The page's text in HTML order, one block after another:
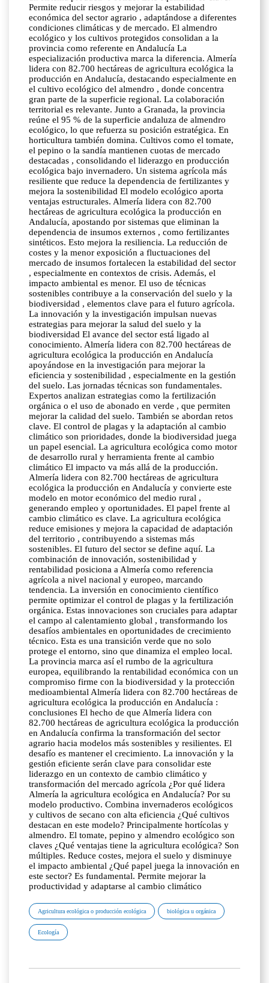
Permite reducir riesgos y mejorar la estabilidad
económica del sector agrario , adaptándose a diferentes
condiciones climáticas y de mercado. El almendro
ecológico y los cultivos protegidos consolidan a la
provincia como referente en Andalucía La
especialización productiva marca la diferencia. Almería
lidera con 82.700 hectáreas de agricultura ecológica la
producción en Andalucía, destacando especialmente en
el cultivo ecológico del almendro , donde concentra
gran parte de la superficie regional. La colaboración
territorial es relevante. Junto a Granada, la provincia
reúne el 95 % de la superficie andaluza de almendro
ecológico, lo que refuerza su posición estratégica. En
horticultura también domina. Cultivos como el tomate,
el pepino o la sandía mantienen cuotas de mercado
destacadas , consolidando el liderazgo en producción
ecológica bajo invernadero. Un sistema agrícola más
resiliente que reduce la dependencia de fertilizantes y
mejora la sostenibilidad El modelo ecológico aporta
ventajas estructurales. Almería lidera con 82.700
hectáreas de agricultura ecológica la producción en
Andalucía, apostando por sistemas que eliminan la
dependencia de insumos externos , como fertilizantes
sintéticos. Esto mejora la resiliencia. La reducción de
costes y la menor exposición a fluctuaciones del
mercado de insumos fortalecen la estabilidad del sector
, especialmente en contextos de crisis. Además, el
impacto ambiental es menor. El uso de técnicas
sostenibles contribuye a la conservación del suelo y la
biodiversidad , elementos clave para el futuro agrícola.
La innovación y la investigación impulsan nuevas
estrategias para mejorar la salud del suelo y la
biodiversidad El avance del sector está ligado al
conocimiento. Almería lidera con 82.700 hectáreas de
agricultura ecológica la producción en Andalucía
apoyándose en la investigación para mejorar la
eficiencia y sostenibilidad , especialmente en la gestión
del suelo. Las jornadas técnicas son fundamentales.
Expertos analizan estrategias como la fertilización
orgánica o el uso de abonado en verde , que permiten
mejorar la calidad del suelo. También se abordan retos
clave. El control de plagas y la adaptación al cambio
climático son prioridades, donde la biodiversidad juega
un papel esencial. La agricultura ecológica como motor
de desarrollo rural y herramienta frente al cambio
climático El impacto va más allá de la producción.
Almería lidera con 82.700 hectáreas de agricultura
ecológica la producción en Andalucía y convierte este
modelo en motor económico del medio rural ,
generando empleo y oportunidades. El papel frente al
cambio climático es clave. La agricultura ecológica
reduce emisiones y mejora la capacidad de adaptación
del territorio , contribuyendo a sistemas más
sostenibles. El futuro del sector se define aquí. La
combinación de innovación, sostenibilidad y
rentabilidad posiciona a Almería como referencia
agrícola a nivel nacional y europeo, marcando
tendencia. La inversión en conocimiento científico
permite optimizar el control de plagas y la fertilización
orgánica. Estas innovaciones son cruciales para adaptar
el campo al calentamiento global , transformando los
desafíos ambientales en oportunidades de crecimiento
técnico. Esta es una transición verde que no solo
protege el entorno, sino que dinamiza el empleo local.
La provincia marca así el rumbo de la agricultura
europea, equilibrando la rentabilidad económica con un
compromiso firme con la biodiversidad y la protección
medioambiental Almería lidera con 82.700 hectáreas de
agricultura ecológica la producción en Andalucía :
conclusiones El hecho de que Almería lidera con
82.700 hectáreas de agricultura ecológica la producción
en Andalucía confirma la transformación del sector
agrario hacia modelos más sostenibles y resilientes. El
desafío es mantener el crecimiento. La innovación y la
gestión eficiente serán clave para consolidar este
liderazgo en un contexto de cambio climático y
transformación del mercado agrícola ¿Por qué lidera
Almería la agricultura ecológica en Andalucía? Por su
modelo productivo. Combina invernaderos ecológicos
y cultivos de secano con alta eficiencia ¿Qué cultivos
destacan en este modelo? Principalmente hortícolas y
almendro. El tomate, pepino y almendro ecológico son
claves ¿Qué ventajas tiene la agricultura ecológica? Son
múltiples. Reduce costes, mejora el suelo y disminuye
el impacto ambiental ¿Qué papel juega la innovación en
este sector? Es fundamental. Permite mejorar la
productividad y adaptarse al cambio climático
Agricultura ecológica o producción ecológica biológica u orgánica
Ecología